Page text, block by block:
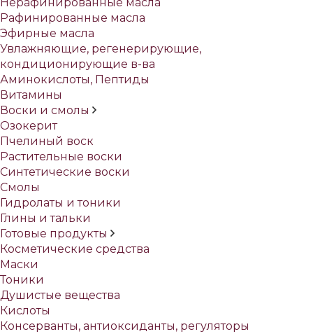
Рафинированные масла
Эфирные масла
Увлажняющие, регенерирующие,
кондиционирующие в-ва
Аминокислоты, Пептиды
Витамины
Воски и смолы
Озокерит
Пчелиный воск
Растительные воски
Синтетические воски
Смолы
Гидролаты и тоники
Глины и тальки
Готовые продукты
Косметические средства
Маски
Тоники
Душистые вещества
Кислоты
Консерванты, антиоксиданты, регуляторы